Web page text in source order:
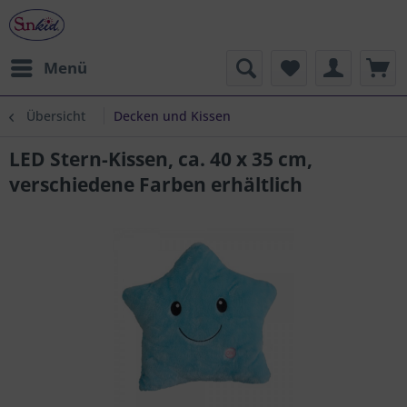
Menü
Übersicht Decken und Kissen
LED Stern-Kissen, ca. 40 x 35 cm,
verschiedene Farben erhältlich